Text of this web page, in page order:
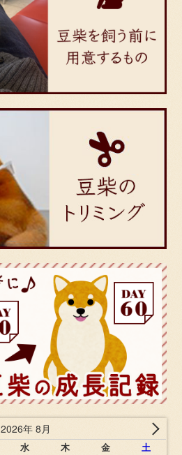
2026年 8月
水 木 金 土